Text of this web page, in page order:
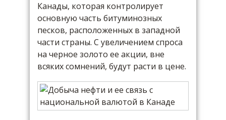
Канады, которая контролирует
основную часть битуминозных
песков, расположенных в западной
части страны. С увеличением спроса
на черное золото ее акции, вне
всяких сомнений, будут расти в цене.